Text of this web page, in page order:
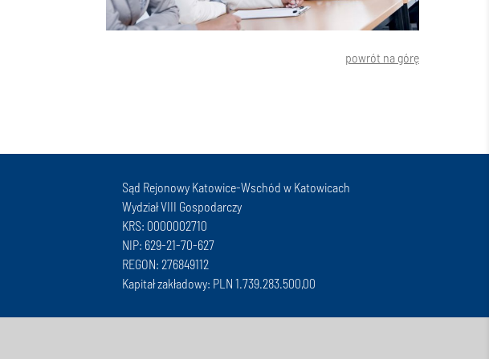
powrót na górę
Sąd Rejonowy Katowice-Wschód w Katowicach
Wydział VIII Gospodarczy
KRS: 0000002710
NIP: 629-21-70-627
REGON: 276849112
Kapitał zakładowy: PLN 1.739.283.500,00